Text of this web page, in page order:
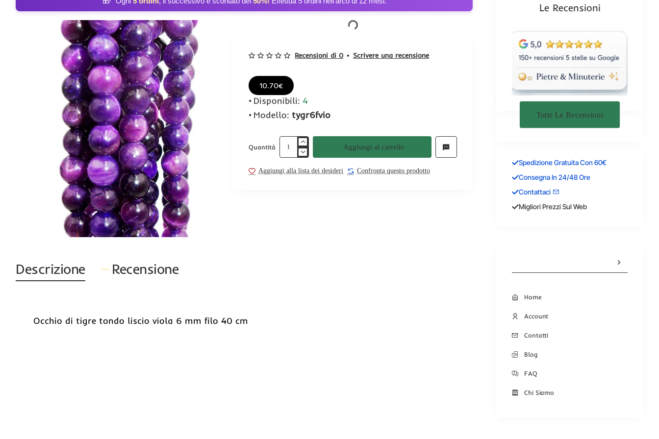
Recensioni di 0 • Scrivere una recensione
10.70€
Disponibili: 4
Modello: tygr6fvio
Quantità Aggiungi al carrello
Aggiungi alla lista dei desideri Confronta questo prodotto
Descrizione Recensione
Occhio di tigre tondo liscio viola 6 mm filo 40 cm
Le Recensioni
Tutte Le Recensioni
Spedizione Gratuita Con 60€
Consegna In 24/48 Ore
Contattaci
Migliori Prezzi Sul Web
Home
Account
Contatti
Blog
FAQ
Chi Siamo